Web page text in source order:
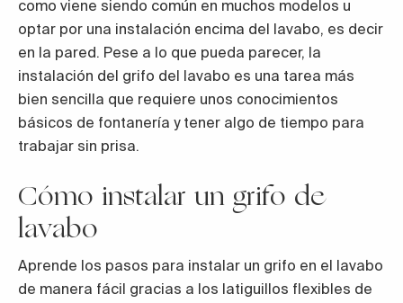
como viene siendo común en muchos modelos u
optar por una instalación encima del lavabo, es decir
en la pared. Pese a lo que pueda parecer, la
instalación del grifo del lavabo es una tarea más
bien sencilla que requiere unos conocimientos
básicos de fontanería y tener algo de tiempo para
trabajar sin prisa.
Cómo instalar un grifo de
lavabo
Aprende los pasos para instalar un grifo en el lavabo
de manera fácil gracias a los latiguillos flexibles de